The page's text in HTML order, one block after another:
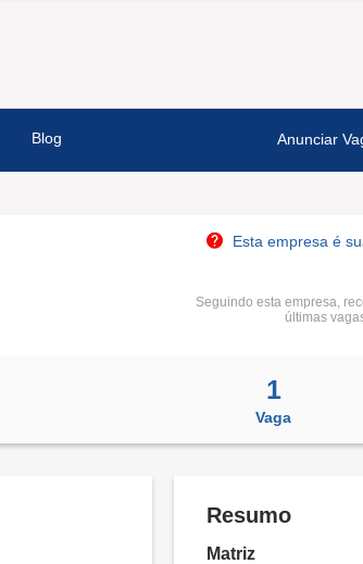
Blog Anunciar
Esta empresa é
Seguindo esta empresa,
últimas
1
Vaga
Resumo
Matriz